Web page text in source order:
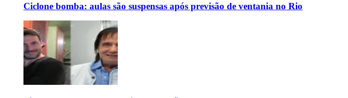
Ciclone bomba: aulas são suspensas após previsão de ventania no Rio